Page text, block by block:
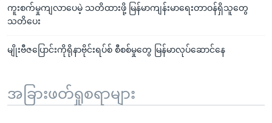
ကူးစက်မှုကျလာပေမဲ့ သတိထားဖို့ မြန်မာကျန်းမာရေးတာဝန်ရှိသူတွေ
သတိပေး
မျိုးဗီဇပြောင်းကိုရိုနာဗိုင်းရပ်စ် စီစစ်မှုတွေ မြန်မာလုပ်ဆောင်နေ
အခြားဖတ်ရှုစရာများ